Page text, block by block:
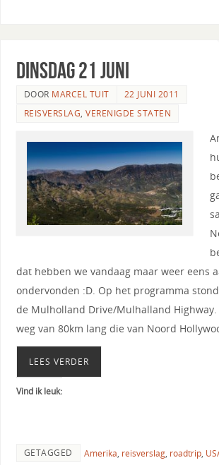
Dinsdag 21 juni
DOOR MARCEL TUIT
22 JUNI 2011
REISVERSLAG,VERENIGDE STATEN
dat hebben we vandaag maar weer eens
ondervonden :D. Op het programma
de Mulholland Drive/Mulhalland Highway.
weg van 80km lang die van Noord
LEES VERDER
Vind ik leuk:
GETAGGED Amerika, reisverslag, roadtrip,